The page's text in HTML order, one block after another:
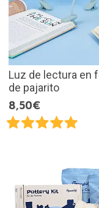
Luz de lectura en
de pajarito
8,50€